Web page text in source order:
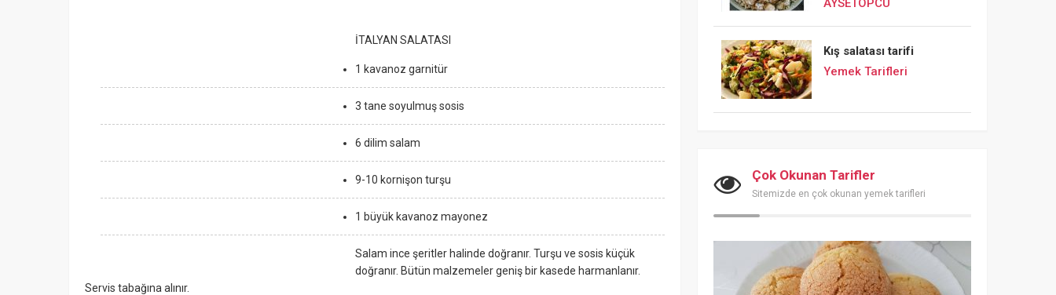
İTALYAN SALATASI
1 kavanoz garnitür
3 tane soyulmuş sosis
6 dilim salam
9-10 kornişon turşu
1 büyük kavanoz mayonez
Salam ince şeritler halinde doğranır. Turşu ve sosis küçük
doğranır. Bütün malzemeler geniş bir kasede harmanlanır.
Servis tabağına alınır.
AYSETOPCU
Kış salatası tarifi
Yemek Tarifleri
Çok Okunan Tarifler
Sitemizde en çok okunan yemek tarifleri